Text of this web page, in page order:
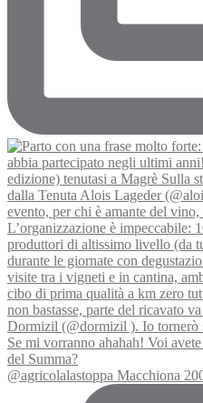
@agricolalastoppa Macchiona